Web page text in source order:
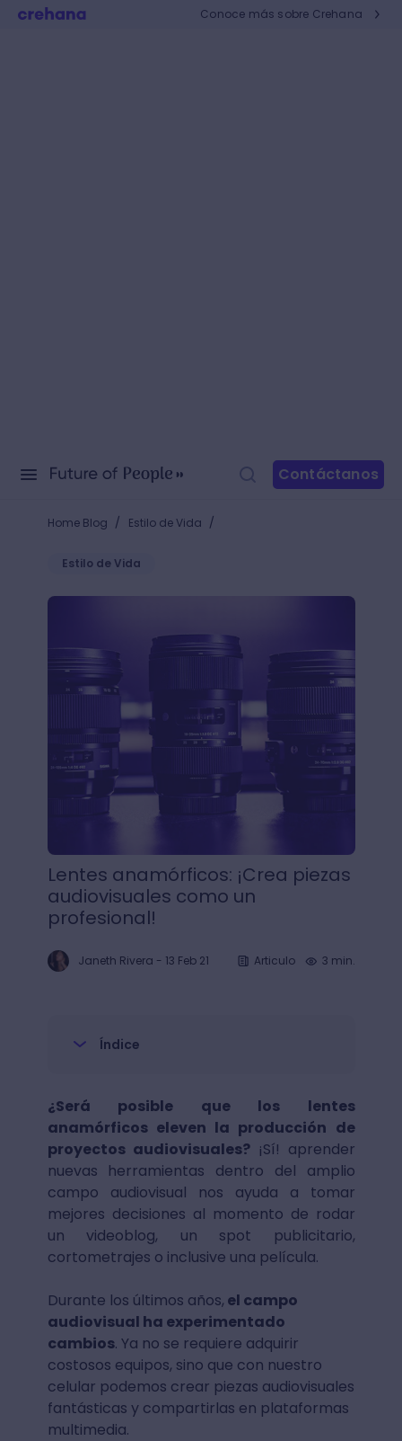
Conoce más sobre Crehana
Contáctanos
Home Blog / Estilo de Vida /
Estilo de Vida
Lentes anamórficos: ¡Crea piezas audiovisuales
Lentes anamórficos: ¡Crea piezas
audiovisuales como un
profesional!
Janeth Rivera - 13 Feb 21 Articulo 3 min.
Índice
¿Será posible que los lentes
anamórficos eleven la producción de
proyectos audiovisuales?¡Sí! aprender
nuevas herramientas dentro del amplio
campo audiovisual nos ayuda a tomar
mejores decisiones al momento de rodar
un videoblog, un spot publicitario,
cortometrajes o inclusive una película.
Durante los últimos años, el campo
audiovisual ha experimentado
cambios. Ya no se requiere adquirir
costosos equipos, sino que con nuestro
celular podemos crear piezas audiovisuales
fantásticas y compartirlas en plataformas
multimedia.